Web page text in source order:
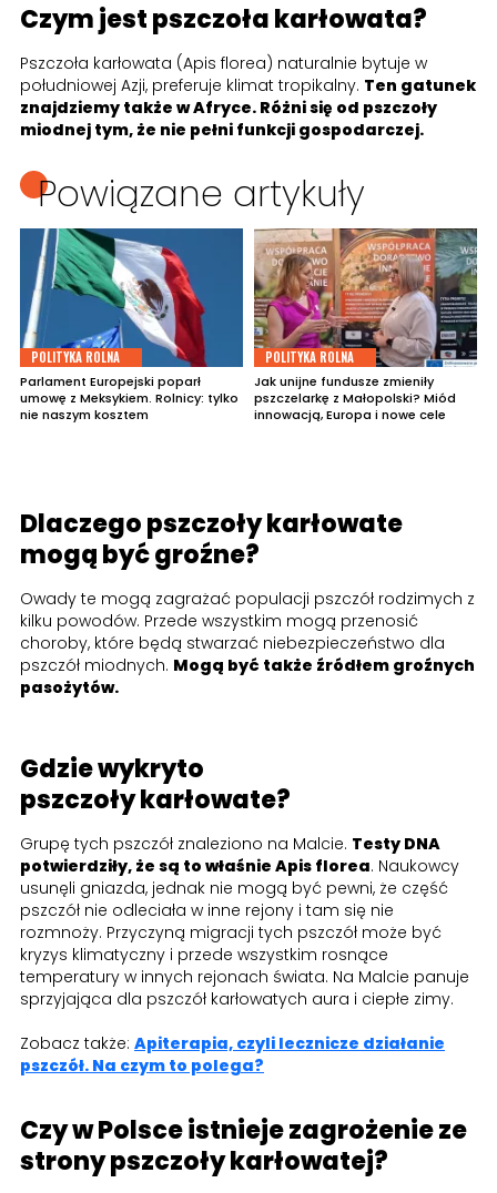
Czym jest pszczoła karłowata?
Pszczoła karłowata (Apis florea) naturalnie bytuje w
południowej Azji, preferuje klimat tropikalny. Ten gatunek
znajdziemy także w Afryce. Różni się od pszczoły
miodnej tym, że nie pełni funkcji gospodarczej.
Powiązane artykuły
POLITYKA ROLNA
Parlament Europejski poparł
umowę z Meksykiem. Rolnicy: tylko
nie naszym kosztem
POLITYKA ROLNA
Jak unijne fundusze zmieniły
pszczelarkę z Małopolski? Miód
innowacją, Europa i nowe cele
Dlaczego pszczoły karłowate
mogą być groźne?
Owady te mogą zagrażać populacji pszczół rodzimych z
kilku powodów. Przede wszystkim mogą przenosić
choroby, które będą stwarzać niebezpieczeństwo dla
pszczół miodnych. Mogą być także źródłem groźnych
pasożytów.
Gdzie wykryto
pszczoły karłowate?
Grupę tych pszczół znaleziono na Malcie. Testy DNA
potwierdziły, że są to właśnie Apis florea. Naukowcy
usunęli gniazda, jednak nie mogą być pewni, że część
pszczół nie odleciała w inne rejony i tam się nie
rozmnoży. Przyczyną migracji tych pszczół może być
kryzys klimatyczny i przede wszystkim rosnące
temperatury w innych rejonach świata. Na Malcie panuje
sprzyjająca dla pszczół karłowatych aura i ciepłe zimy.
Zobacz także: Apiterapia, czyli lecznicze działanie
pszczół. Na czym to polega?
Czy w Polsce istnieje zagrożenie ze
strony pszczoły karłowatej?